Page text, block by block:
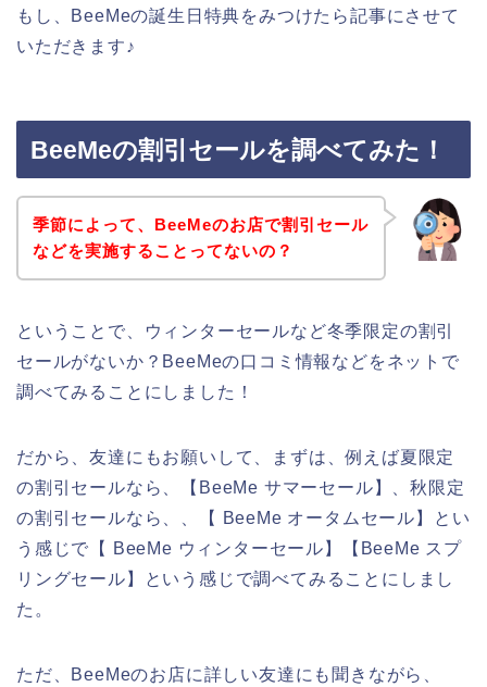
もし、BeeMeの誕生日特典をみつけたら記事にさせて
いただきます♪
BeeMeの割引セールを調べてみた！
季節によって、BeeMeのお店で割引セール
などを実施することってないの？
ということで、ウィンターセールなど冬季限定の割引
セールがないか？BeeMeの口コミ情報などをネットで
調べてみることにしました！
だから、友達にもお願いして、まずは、例えば夏限定
の割引セールなら、【BeeMe サマーセール】、秋限定
の割引セールなら、、【 BeeMe オータムセール】とい
う感じで【 BeeMe ウィンターセール】【BeeMe スプ
リングセール】という感じで調べてみることにしまし
た。
ただ、BeeMeのお店に詳しい友達にも聞きながら、